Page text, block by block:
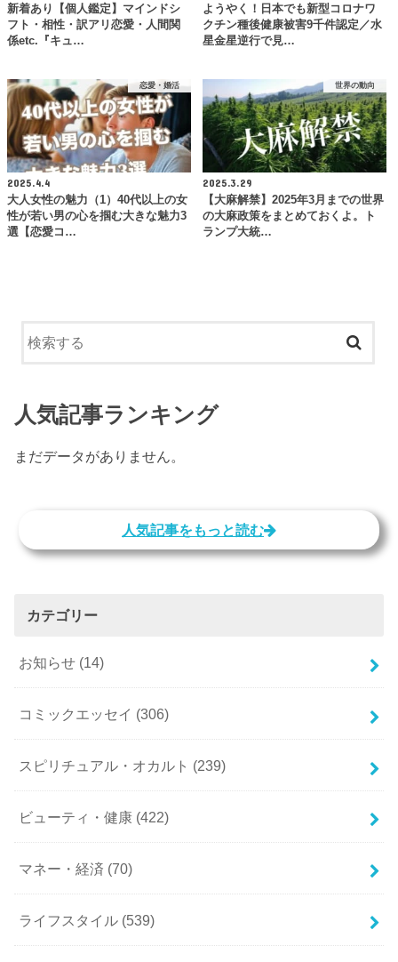
新着あり【個人鑑定】マインドシ
フト・相性・訳アリ恋愛・人間関
係etc.『キュ…
ようやく！日本でも新型コロナワ
クチン種後健康被害9千件認定／水
星金星逆行で見…
恋愛・婚活
2025.4.4
大人女性の魅力（1）40代以上の女
性が若い男の心を掴む大きな魅力3
選【恋愛コ…
世界の動向
2025.3.29
【大麻解禁】2025年3月までの世界
の大麻政策をまとめておくよ。ト
ランプ大統…
人気記事ランキング
まだデータがありません。
人気記事をもっと読む
カテゴリー
お知らせ (14)
コミックエッセイ (306)
スピリチュアル・オカルト (239)
ビューティ・健康 (422)
マネー・経済 (70)
ライフスタイル (539)